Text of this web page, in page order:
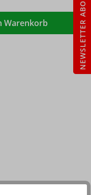
Warenkorb NEWSLETTER ABO